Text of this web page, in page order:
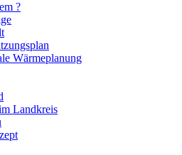
?
Wärmeplanung
Landkreis